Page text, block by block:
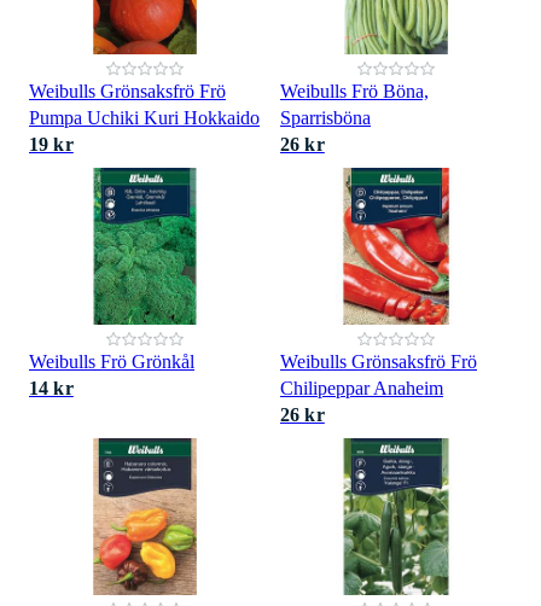
Weibulls Grönsaksfrö Frö
Pumpa Uchiki Kuri Hokkaido
19 kr
Weibulls Frö Böna,
Sparrisböna
26 kr
Weibulls Frö Grönkål
14 kr
Weibulls Grönsaksfrö Frö
Chilipeppar Anaheim
26 kr